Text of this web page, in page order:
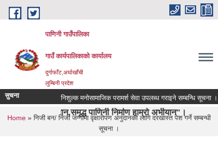
Skip to main content
पाणिनी गाउँपालिका
गाउँ कार्यपालिकाको कार्यालय
दुर्गाफाँट,अर्घाखाँची
लुम्बिनी प्रदेश
पाणिनी निर्माण हाम्रो अभीयान"।
सुचना निशुल्क मनोसामाजिक परामर्श सेवा उपलब्ध गराइने सम्बन्धि सूचना ।
You are here
Home » निजी बन/ निजी जग्गामा वृक्षारोपण अनुदानको लागि दरखास्त पेश गर्ने सम्बन्धी
सूचना ।